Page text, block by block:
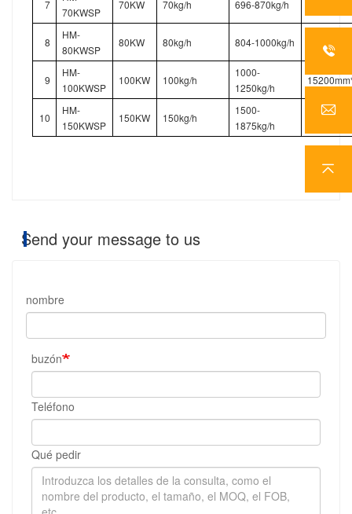
7
70KWSP
70KW 70kg/h 696-870kg/h
8
HM-
80KWSP
80KW 80kg/h 804-1000kg/h
9
HM-
100KWSP
100KW 100kg/h
1000-
1250kg/h
10
HM-
150KWSP
150KW 150kg/h
1500-
1875kg/h
Send your message to us
nombre
buzón
Teléfono
Qué pedir